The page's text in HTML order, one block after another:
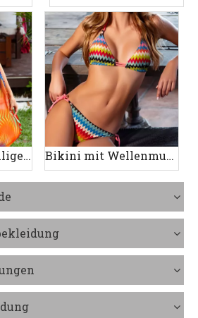
Bedruckter dreiteiliger Damen-Badeanzug Bikini mit Wellenmuster